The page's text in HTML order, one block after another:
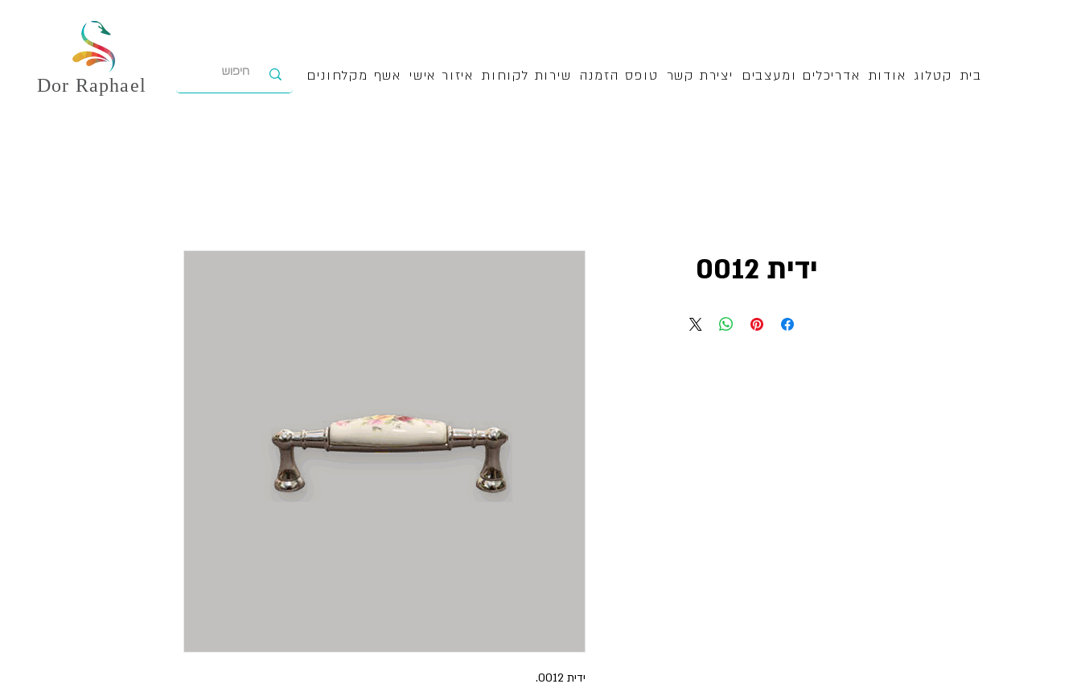
Dor Raphael בית קטלוג אודות אדריכלים ומעצבים יצירת קשר טופס הזמנה שירות לקוחות איזור אישי אשף מקלחונים
ידית 0012.
ידית 0012